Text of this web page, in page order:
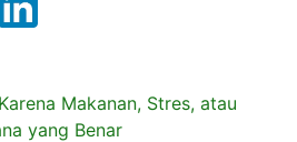
Makanan, Stres, atau
yang Benar